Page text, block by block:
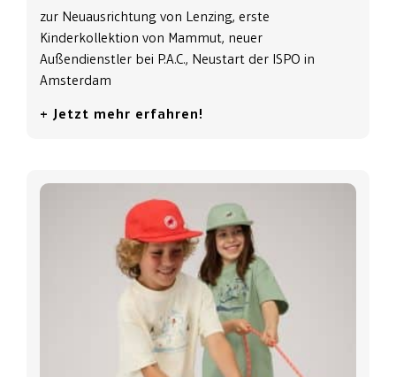
zur Neuausrichtung von Lenzing, erste
Kinderkollektion von Mammut, neuer
Außendienstler bei P.A.C., Neustart der ISPO in
Amsterdam
+ Jetzt mehr erfahren!